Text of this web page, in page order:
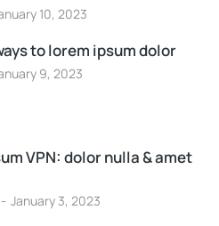
10, 2023
to lorem ipsum dolor
9, 2023
VPN: dolor nulla & amet
January 3, 2023